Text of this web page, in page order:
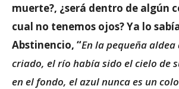
muerte?, ¿será dentro de algún
cual no tenemos ojos? Ya lo
Abstinencio, “En la pequeña
criado, el río había sido el cielo de
en el fondo, el azul nunca es un